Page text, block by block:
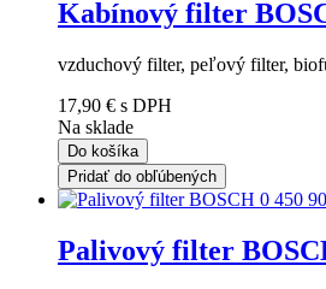
Kabínový filter
vzduchový filter, peľový filter,
17,90 € s DPH
Na sklade
Do košíka
Pridať do obľúbených
Palivový filter